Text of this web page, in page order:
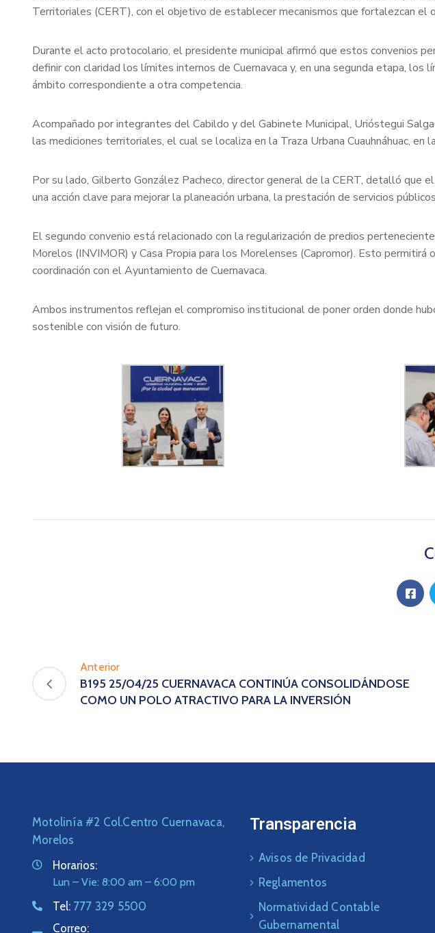
Territoriales (CERT), con el objetivo de establecer mecanismos que fortalezcan el
Durante el acto protocolario, el presidente municipal afirmó que estos convenios
definir con claridad los límites internos de Cuernavaca y, en una segunda etapa,
ámbito correspondiente a otra competencia.
Acompañado por integrantes del Cabildo y del Gabinete Municipal, Urióstegui
las mediciones territoriales, el cual se localiza en la Traza Urbana Cuauhnáhuac,
Por su lado, Gilberto González Pacheco, director general de la CERT, detalló que
una acción clave para mejorar la planeación urbana, la prestación de servicios
El segundo convenio está relacionado con la regularización de predios
Morelos (INVIMOR) y Casa Propia para los Morelenses (Capromor). Esto
coordinación con el Ayuntamiento de Cuernavaca.
Ambos instrumentos reflejan el compromiso institucional de poner orden donde
sostenible con visión de futuro.
Anterior
B195 25/04/25 CUERNAVACA CONTINÚA CONSOLIDÁNDOSE
COMO UN POLO ATRACTIVO PARA LA INVERSIÓN
Motolinía #2 Col.Centro Cuernavaca,
Morelos
Horarios:
Lun – Vie: 8:00 am – 6:00 pm
Tel: 777 329 5500
Correo:
Transparencia
Avisos de Privacidad
Reglamentos
Normatividad Contable
Gubernamental